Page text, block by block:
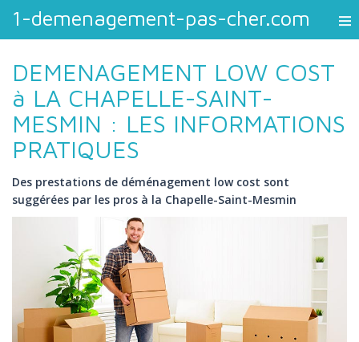
1-demenagement-pas-cher.com
DEMENAGEMENT LOW COST
à LA CHAPELLE-SAINT-
MESMIN : LES INFORMATIONS
PRATIQUES
Des prestations de déménagement low cost sont
suggérées par les pros à la Chapelle-Saint-Mesmin